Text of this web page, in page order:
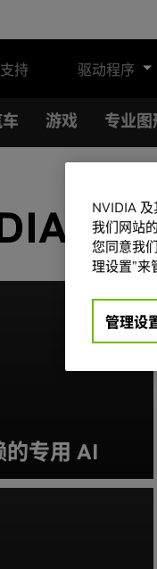
支持 驱动程序
游戏 专业图
的专用 AI
NVIDIA
我们网站
您同意我
理设置”来
管理设